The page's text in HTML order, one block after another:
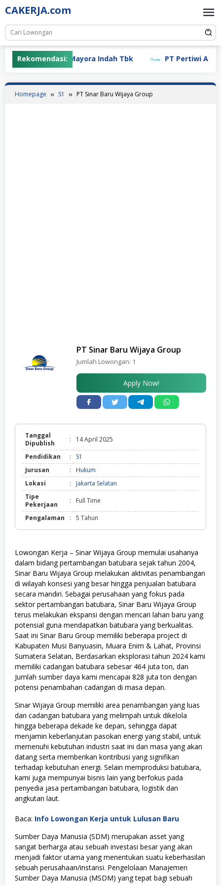
Skip
to
content
CAKERJA.com
Rekomendasi:PT Mayora Indah Tbk PT Pertiwi Agung
Homepage S1 PT Sinar Baru Wijaya Group
PT Sinar Baru Wijaya Group
Jumlah Lowongan: 1
Apply Now!
Tanggal
Dipublish
: 14 April 2025
Pendidikan :
S1
Jurusan
:
Hukum
Lokasi
:
Jakarta Selatan
Tipe
Pekerjaan
: Full Time
Pengalaman : 5 Tahun
Lowongan Kerja – Sinar Wijaya Group memulai usahanya
dalam bidang pertambangan batubara sejak tahun 2004,
Sinar Baru Wijaya Group melakukan aktivitas penambangan
di wilayah konsesi yang besar hingga penjualan batubara
secara mandiri. Sebagai perusahaan yang fokus pada
sektor pertambangan batubara, Sinar Baru Wijaya Group
terus melakukan ekspansi dengan mencari lahan baru yang
potensial guna mendapatkan batubara yang berkualitas.
Saat ini Sinar Baru Group memiliki beberapa project di
Kabupaten Musi Banyuasin, Muara Enim & Lahat, Provinsi
Sumatera Selatan, Berdasarkan eksplorasi tahun 2024 kami
memiliki cadangan batubara sebesar 464 juta ton, dan
Jumlah sumber daya kami mencapai 828 juta ton dengan
potensi penambahan cadangan di masa depan.
Sinar Wijaya Group memiliki area penambangan yang luas
dan cadangan batubara yang melimpah untuk dikelola
hingga beberapa dekade ke depan, sehingga dapat
menjamin keberlanjutan pasokan energi yang stabil, untuk
memenuhi kebutuhan industri saat ini dan masa yang akan
datang serta memberikan kontribusi yang signifikan
terhadap kebutuhan energi. Selain memproduksi batubara,
kami juga mempunyai bisnis lain yang berfokus pada
penyedia jasa pertambangan batubara, logistik dan
angkutan laut.
Baca: Info Lowongan Kerja untuk Lulusan Baru
Sumber Daya Manusia (SDM) merupakan asset yang
sangat berharga atau sebuah investasi besar yang akan
menjadi faktor utama yang menentukan suatu keberhasilan
sebuah perusahaan/instansi. Pengelolaan Manajemen
Sumber Daya Manusia (MSDM) yang tepat bagi sebuah